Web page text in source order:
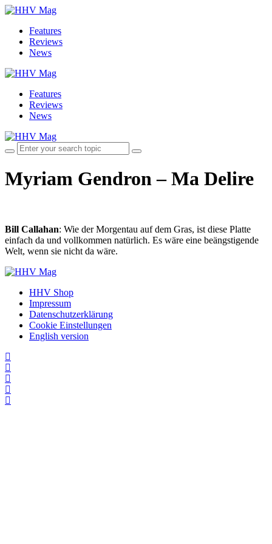
Features
Reviews
News
Features
Reviews
News
Myriam Gendron – Ma Delire
Bill Callahan: Wie der Morgentau auf dem Gras, ist diese Platte
einfach da und vollkommen natürlich. Es wäre eine beängstigende
Welt, wenn sie nicht da wäre.
HHV Shop
Impressum
Datenschutzerklärung
Cookie Einstellungen
English version